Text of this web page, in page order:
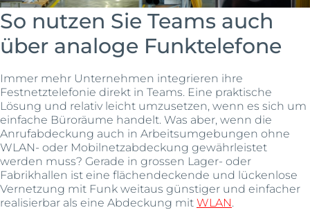
So nutzen Sie Teams auch
über analoge Funktelefone
Immer mehr Unternehmen integrieren ihre
Festnetztelefonie direkt in Teams. Eine praktische
Lösung und relativ leicht umzusetzen, wenn es sich um
einfache Büroräume handelt. Was aber, wenn die
Anrufabdeckung auch in Arbeitsumgebungen ohne
WLAN- oder Mobilnetzabdeckung gewährleistet
werden muss? Gerade in grossen Lager- oder
Fabrikhallen ist eine flächendeckende und lückenlose
Vernetzung mit Funk weitaus günstiger und einfacher
realisierbar als eine Abdeckung mit WLAN.